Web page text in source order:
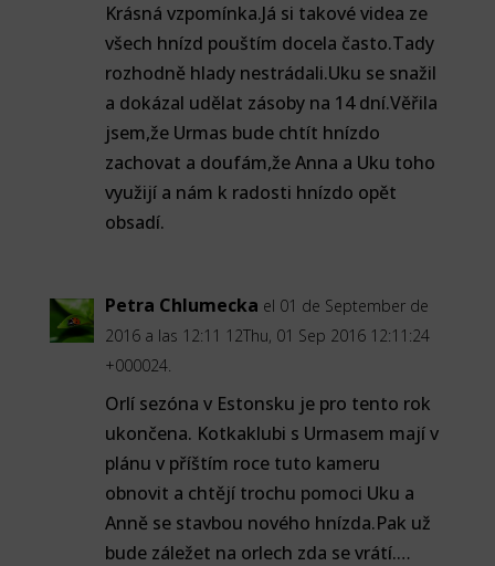
Krásná vzpomínka.Já si takové videa ze
všech hnízd pouštím docela často.Tady
rozhodně hlady nestrádali.Uku se snažil
a dokázal udělat zásoby na 14 dní.Věřila
jsem,že Urmas bude chtít hnízdo
zachovat a doufám,že Anna a Uku toho
využijí a nám k radosti hnízdo opět
obsadí.
Petra Chlumecka el 01 de September de
2016 a las 12:11 12Thu, 01 Sep 2016 12:11:24
+000024.
Orlí sezóna v Estonsku je pro tento rok
ukončena. Kotkaklubi s Urmasem mají v
plánu v příštím roce tuto kameru
obnovit a chtějí trochu pomoci Uku a
Anně se stavbou nového hnízda.Pak už
bude záležet na orlech zda se vrátí.…